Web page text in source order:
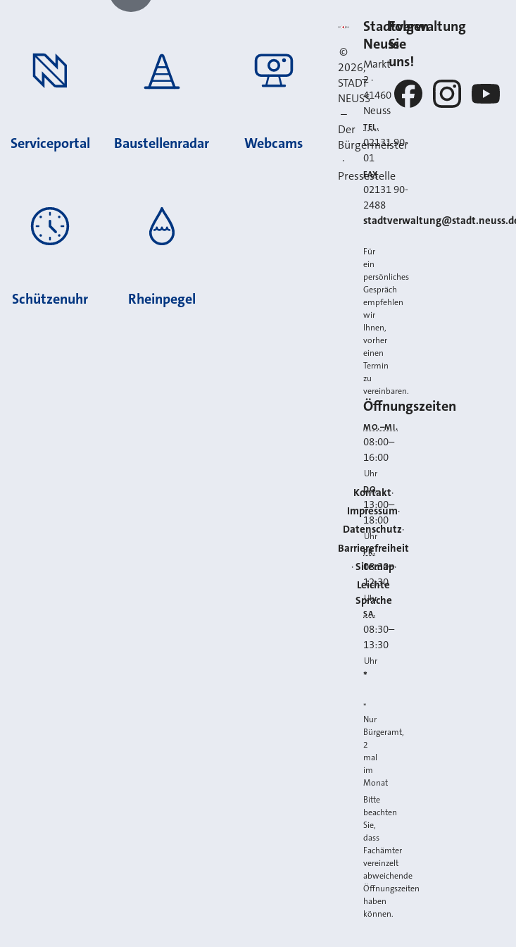
Chatbot laden?
Serviceportal Baustellenradar Webcams
Schützenuhr Rheinpegel
Stadt Neuss
©
2026,
STADT
NEUSS
–
Der
Bürgermeister
·
Pressestelle
Kontakt
Impressum
Datenschutz
Barrierefreiheit
Sitemap
Leichte
Sprache
Kontakt
Stadtverwaltung
Neuss
Markt
2 ·
41460
Neuss
TEL.
02131 90-
01
FAX
02131 90-
2488
E-MAIL
Für
ein
persönliches
Gespräch
empfehlen
wir
Ihnen,
vorher
einen
Termin
zu
vereinbaren.
Öffnungszeiten
MO.–MI.
08:00–
16:00
Uhr
DO.
13:00–
18:00
Uhr
FR.
08:30–
12:30
Uhr
SA.
08:30–
13:30
Uhr
*
*
Nur
Bürgeramt,
2
mal
im
Monat
Bitte
beachten
Sie,
dass
Fachämter
vereinzelt
abweichende
Öffnungszeiten
haben
können.
Folgen
Sie
uns!